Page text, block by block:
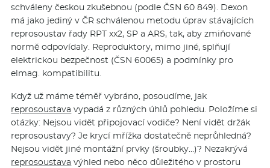
schváleny českou zkušebnou (podle ČSN 60 849). Dexon
má jako jediný v ČR schválenou metodu úprav stávajících
reprosoustav řady RPT xx2, SP a ARS, tak, aby zmiňované
normě odpovídaly. Reproduktory, mimo jiné, splňují
elektrickou bezpečnost (ČSN 60065) a podmínky pro
elmag. kompatibilitu.
Když už máme téměř vybráno, posoudíme, jak
reprosoustava vypadá z různých úhlů pohledu. Položíme si
otázky: Nejsou vidět připojovací vodiče? Není vidět držák
reprosoustavy? Je krycí mřížka dostatečně neprůhledná?
Nejsou vidět jiné montážní prvky (šroubky…)? Nezakrývá
reprosoustava výhled nebo něco důležitého v prostoru